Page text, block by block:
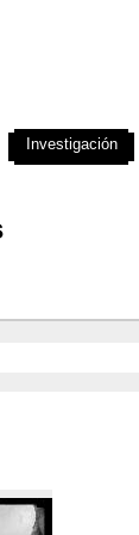
Investigación